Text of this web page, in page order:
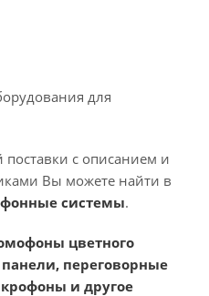
для
с описанием и
Вы можете найти в
системы.
цветного
переговорные
и другое